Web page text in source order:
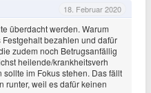
18. Februar 2020
überdacht werden. Warum
bezahlen und dafür
zudem noch Betrugsanfällig
heilende/krankheitsverh
im Fokus stehen. Das fällt
runter, weil es dafür keinen